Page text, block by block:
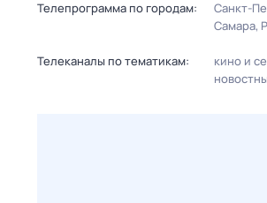
Телепрограмма по городам: Санкт-
Самара
Телеканалы по тематикам: кино и